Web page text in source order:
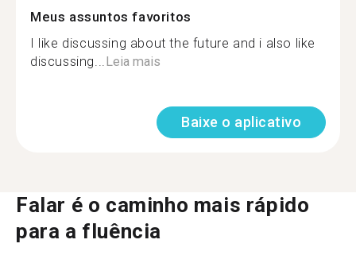
Meus assuntos favoritos
I like discussing about the future and i also like
discussing... Leia mais
Baixe o aplicativo
Falar é o caminho mais rápido
para a fluência